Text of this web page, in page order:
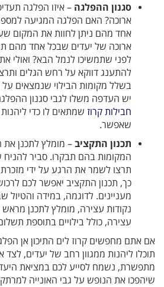
סגנון ההפלגה – איזו הפלגה
ארוכה? האם הפלגה המגיעה
אחד מהם ניתן לחוות את המקום
ארוכה של יעדים שבכל אחד מהם
לפני שתמשיכו לנמל הבא? ואולי
להתענג דווקא על רחש הגלים
בשלל מקומות הבילוי שנמצאים
יש העדפה משלו לגבי סגנון
חבילות קרוז שמתאים לו כדי
שאפשר.
תכנון התקציב– מומלץ לתכנן
המקומות בהם תבקרו. סביר
תרצו לשמר את הרגע על ידי מזכרת
כך, תכנון התקציב יאפשר לכם
מעניינים. לדוגמה, במידה
נקודות עצירה, מומלץ לתכנן
עצירה, כולל בילויים בתוספת
אם אתם מחפשים קרוז לים התיכון אן
תוכלו ליהנות ממגוון רחב של יעדים, לצד
מתפשרת, נשמח לסייע לכם במציאת
שיהפכו את הנופש על גבי האונייה